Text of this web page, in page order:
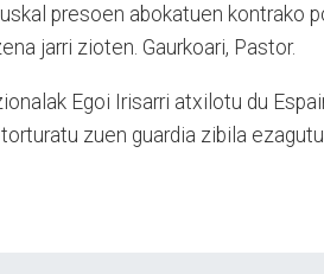
presoen abokatuen kontrako
jarri zioten. Gaurkoari, Pastor.
Egoi Irisarri atxilotu du
zuen guardia zibila